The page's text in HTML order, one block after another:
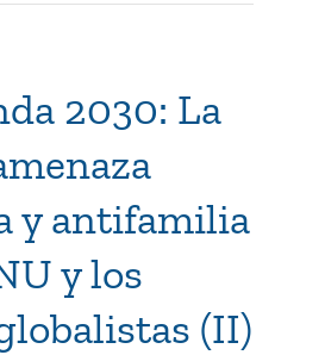
2030: La
y antifamilia
y los
(II)